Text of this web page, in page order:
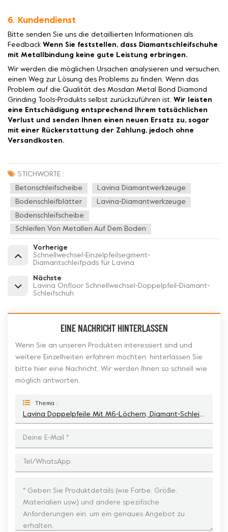
6. Kundendienst
Bitte senden Sie uns die detaillierten Informationen als
Feedback Wenn Sie feststellen, dass Diamantschleifschuhe
mit Metallbindung keine gute Leistung erbringen.
Wir werden die möglichen Ursachen analysieren und versuchen,
einen Weg zur Lösung des Problems zu finden. Wenn das
Problem auf die Qualität des Mosdan Metal Bond Diamond
Grinding Tools-Produkts selbst zurückzuführen ist, Wir leisten
eine Entschädigung entsprechend Ihrem tatsächlichen
Verlust und senden Ihnen einen neuen Ersatz zu, sogar
mit einer Rückerstattung der Zahlung, jedoch ohne
Versandkosten.
STICHWORTE :
Betonschleifscheibe Lavina Diamantwerkzeuge
Bodenschleifblätter Lavina-Diamantwerkzeuge
Bodenschleifscheibe
Schleifen Von Metallen Auf Dem Boden
Vorherige
Schnellwechsel-Einzelpfeilsegment-
Diamantschleifpads für Lavina
Nächste
Lavina Onfloor Schnellwechsel-Doppelpfeil-Diamant-
Schleifschuh
EINE NACHRICHT HINTERLASSEN
Wenn Sie an unseren Produkten interessiert sind und
weitere Einzelheiten erfahren möchten, hinterlassen Sie
bitte hier eine Nachricht. Wir werden Ihnen so schnell wie
möglich antworten.
Thema :
Lavina Doppelpfeile Mit M6-Löchern, Diamant-Schleifkopf Für Beton